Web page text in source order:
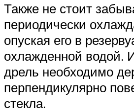
Также не стоит
периодически
опуская его в
охлажденной водой.
дрель необходимо
перпендикулярно
стекла.